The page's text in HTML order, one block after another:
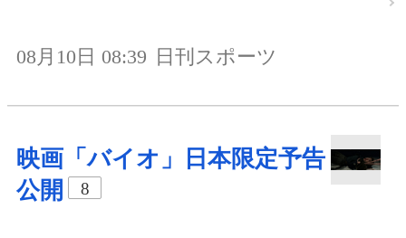
08月10日 08:39 日刊スポーツ
映画「バイオ」日本限定予告
公開
8